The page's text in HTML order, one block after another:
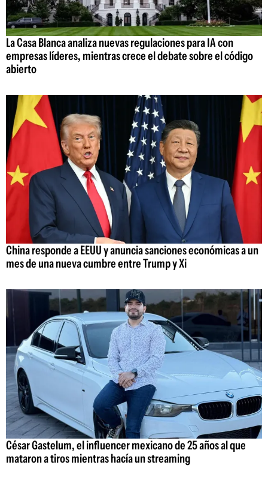
La Casa Blanca analiza nuevas regulaciones para IA con
empresas líderes, mientras crece el debate sobre el código
abierto
China responde a EEUU y anuncia sanciones económicas a un
mes de una nueva cumbre entre Trump y Xi
César Gastelum, el influencer mexicano de 25 años al que
mataron a tiros mientras hacía un streaming